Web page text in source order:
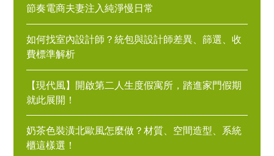
節奏電商夫妻注入純淨慢日常
如何找室內設計師？統包與設計師差異、篩選、收
費標準解析
【現代風】開啟第二人生度假寓所，踏進家門假期
就此展開！
奶茶色裝潢北歐風怎麼做？材質、空間造型、系統
櫃這樣選！